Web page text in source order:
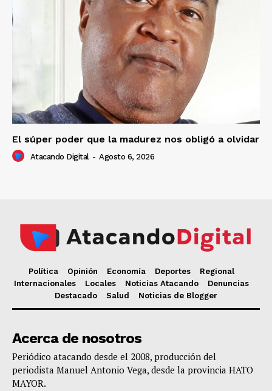
El súper poder que la madurez nos obligó a olvidar
Atacando Digital - Agosto 6, 2026
Política Opinión Economía Deportes
Regional
Internacionales
Locales Noticias Atacando
Denuncias
Destacado
Salud Noticias de Blogger
Acerca de nosotros
Periódico atacando desde el 2008, producción del
periodista Manuel Antonio Vega, desde la provincia HATO
MAYOR.